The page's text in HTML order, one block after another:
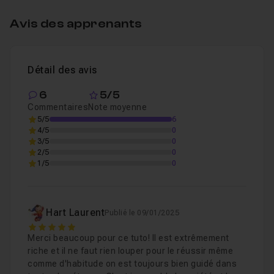
Avis des apprenants
Détail des avis
6
Commentaires
5/5
Note moyenne
5/5
6
4/5
0
3/5
0
2/5
0
1/5
0
Hart Laurent Publié le 09/01/2025
5
Merci beaucoup pour ce tuto! Il est extrêmement
riche et il ne faut rien louper pour le réussir même
comme d'habitude on est toujours bien guidé dans